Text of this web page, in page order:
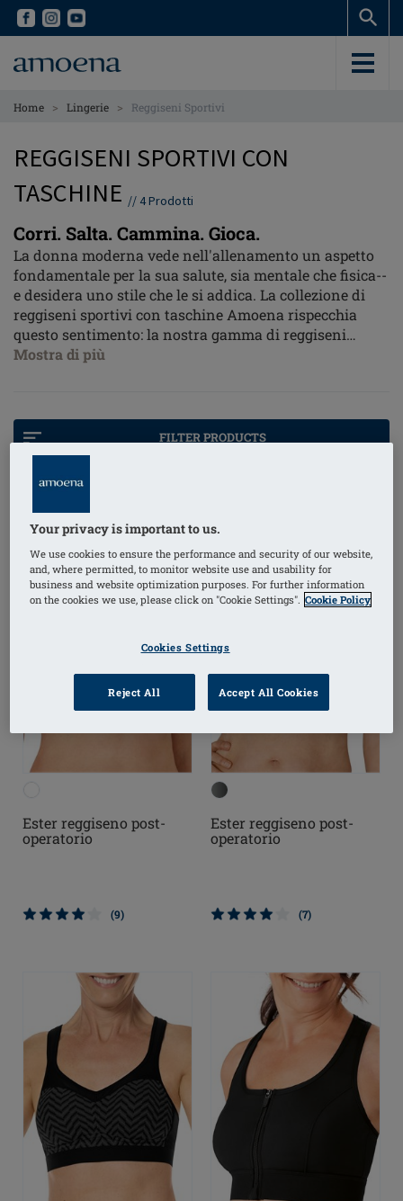
Skip
content
Skip
content
Home > Lingerie > Reggiseni Sportivi
REGGISENI SPORTIVI CON
TASCHINE // 4Prodotti
Corri. Salta. Cammina. Gioca.
La donna moderna vede nell'allenamento un aspetto
fondamentale per la sua salute, sia mentale che fisica--
e desidera uno stile che le si addica. La collezione di
reggiseni sportivi con taschine Amoena rispecchia
questo sentimento: la nostra gamma di reggiseni
sportivi con allacciatura frontale combina l'affidabile
con chiusura a zip frontale, creati per tenerti fresca
così che il tuo outfit non sia d'intralcio nel tuo
sia. Esplora la collezioni delle nostre protesi Energy
create appositamente per donne attive.
Mostra di più
FILTER PRODUCTS
Ester reggiseno post-
operatorio
(9)
Ester reggiseno post-
operatorio
(7)
Your privacy is important to us.
We use cookies to ensure the performance and security of our website,
and, where permitted, to monitor website use and usability for
business and website optimization purposes. For further information
on the cookies we use, please click on "Cookie Settings". Cookie Policy
Cookies Settings
Reject All Accept All Cookies